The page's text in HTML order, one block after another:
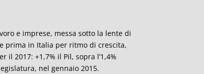
e imprese, messa sotto la lente di
prima in Italia per ritmo di crescita,
2017: +1,7% il Pil, sopra l’1,4%
nel gennaio 2015.